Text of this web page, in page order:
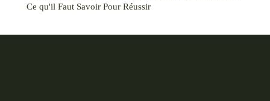
Ce qu'il Faut Savoir Pour Réussir